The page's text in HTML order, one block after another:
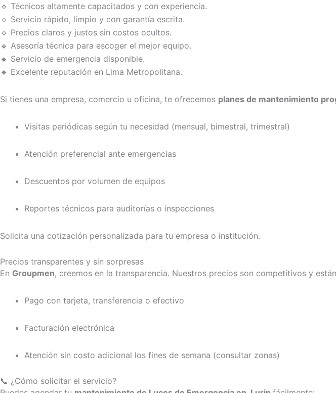
🔹 Técnicos altamente capacitados y con experiencia.
🔹 Servicio rápido, limpio y con garantía escrita.
🔹 Precios claros y justos sin costos ocultos.
🔹 Asesoría técnica para escoger el mejor equipo.
🔹 Servicio de emergencia disponible.
🔹 Excelente reputación en Lima Metropolitana.
Si tienes una empresa, comercio u oficina, te ofrecemos planes de mantenimiento
Visitas periódicas según tu necesidad (mensual, bimestral, trimestral)
Atención preferencial ante emergencias
Descuentos por volumen de equipos
Reportes técnicos para auditorías o inspecciones
Solicita una cotización personalizada para tu empresa o institución.
Precios transparentes y sin sorpresas
En Groupmen, creemos en la transparencia. Nuestros precios son competitivos y
Pago con tarjeta, transferencia o efectivo
Facturación electrónica
Atención sin costo adicional los fines de semana (consultar zonas)
📞 ¿Cómo solicitar el servicio?